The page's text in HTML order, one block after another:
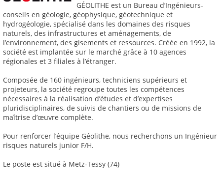
GÉOLITHE est un Bureau d’Ingénieurs-
conseils en géologie, géophysique, géotechnique et
hydrogéologie, spécialisé dans les domaines des risques
naturels, des infrastructures et aménagements, de
l’environnement, des gisements et ressources. Créée en 1992, la
société est implantée sur le marché grâce à 10 agences
régionales et 3 filiales à l’étranger.
Composée de 160 ingénieurs, techniciens supérieurs et
projeteurs, la société regroupe toutes les compétences
nécessaires à la réalisation d’études et d’expertises
pluridisciplinaires, de suivis de chantiers ou de missions de
maîtrise d’œuvre complète.
Pour renforcer l’équipe Géolithe, nous recherchons un Ingénieur
risques naturels junior F/H.
Le poste est situé à Metz-Tessy (74)